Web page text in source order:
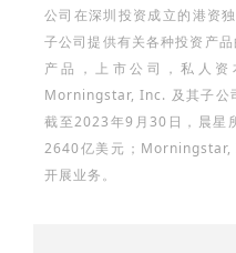
公司在深圳投资成立的港资
子公司提供有关各种投资产
产品，上市公司，私人资
Morningstar, Inc. 及其子公
截至2023年9月30日，晨星
2640亿美元；Morningstar,
开展业务。